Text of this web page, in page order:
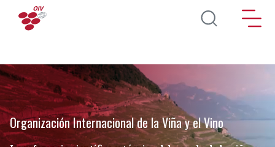
Pasar al contenido principal
Organización Internacional de la Viña y el Vino